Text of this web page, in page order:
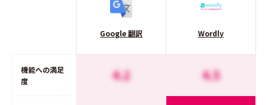
Google 翻訳 Wordly
機能への満足
度
4.2 4.5